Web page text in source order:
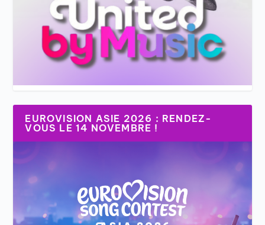
EUROVISION ASIE 2026 : RENDEZ-
VOUS LE 14 NOVEMBRE !